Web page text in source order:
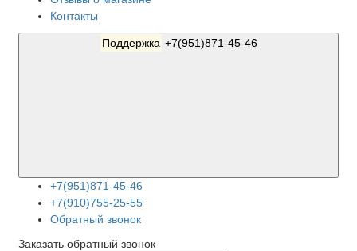
Контакты
Поддержка +7(951)871-45-46
+7(951)871-45-46
+7(910)755-25-55
Обратный звонок
Заказать обратный звонок